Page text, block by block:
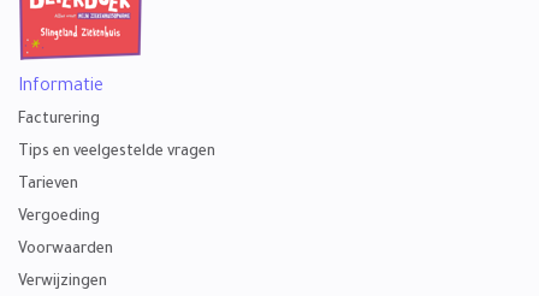
Informatie
Facturering
Tips en veelgestelde vragen
Tarieven
Vergoeding
Voorwaarden
Verwijzingen